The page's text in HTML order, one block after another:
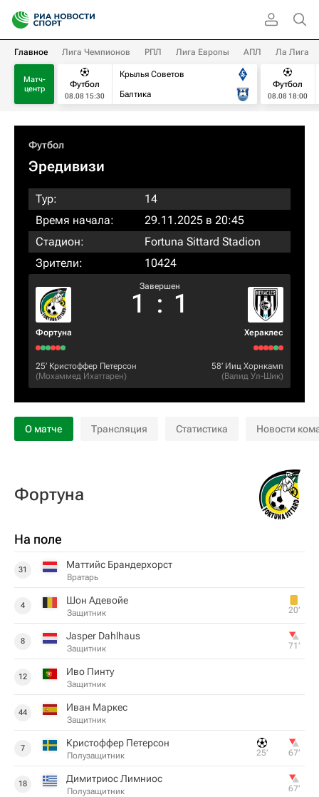
Главное Лига Чемпионов РПЛ Лига Европы АПЛ Ла Лига
Матч-
центр
Футбол
08.08 15:30
Крылья Советов
Балтика
Футбол
08.08 18:00
Футбол
Эредивизи
Тур:
14
Время начала:
29.11.2025 в 20:45
Стадион:
Fortuna Sittard Stadion
Зрители:
10424
Фортуна
Завершен
1 : 1
Хераклес
25‎’‎ Кристоффер Петерсон
(Мохаммед Ихаттарен)
58‎’‎ Ииц Хорнкамп
(Валид Ул-Шик)
О матче Трансляция Статистика Новости
Фортуна
На поле
31 Маттийс Брандерхорст
Вратарь
4 Шон Адевойе
Защитник 20‎’‎
8 Jasper Dahlhaus
Защитник 71‎’‎
12 Иво Пинту
Защитник
44 Иван Маркес
Защитник
7 Кристоффер Петерсон
Полузащитник 25‎’‎ 67‎’‎
18 Димитриос Лимниос
Полузащитник 67‎’‎